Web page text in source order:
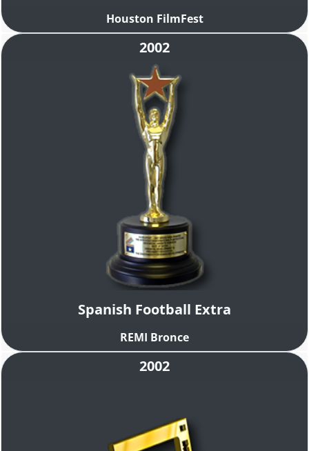
Houston FilmFest
2002
Spanish Football Extra
REMI Bronce
2002